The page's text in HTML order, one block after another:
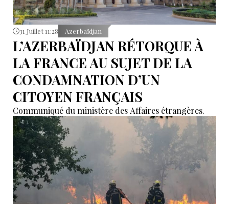
31 Juillet 11:28 Azerbaïdjan
L’AZERBAÏDJAN RÉTORQUE À
LA FRANCE AU SUJET DE LA
CONDAMNATION D’UN
CITOYEN FRANÇAIS
Communiqué du ministère des Affaires étrangères.